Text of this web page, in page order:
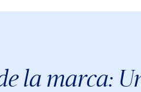
la marca: